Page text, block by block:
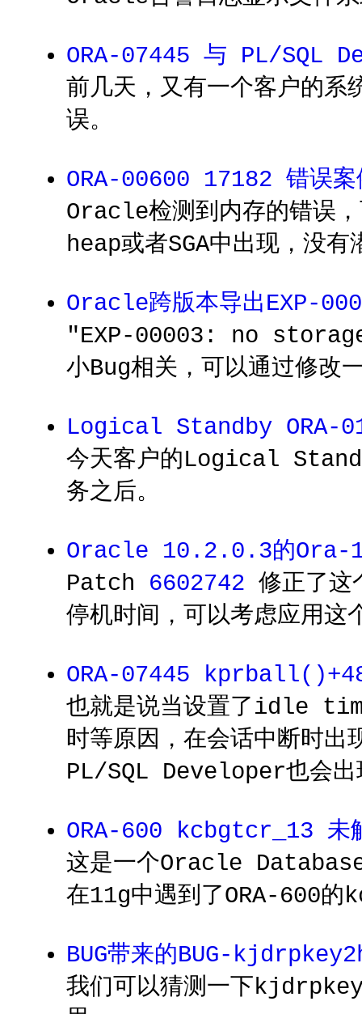
ORA-07445 与 PL/SQL
前几天，又有一个客户的
误。
ORA-00600 17182 错误案
Oracle检测到内存的错误
heap或者SGA中出现，没有
Oracle跨版本导出EXP-
"EXP-00003: no
小Bug相关，可以通过修改
Logical Standby ORA-
今天客户的Logical
务之后。
Oracle 10.2.0.3的Ora-
Patch 6602742 修正了这
停机时间，可以考虑应用
ORA-07445
也就是说当设置了idle
时等原因，在会话中断时
PL/SQL Developer也会出
ORA-600 kcbgtcr_13 未
这是一个Oracle
在11g中遇到了ORA-600的
BUG带来的BUG-
我们可以猜测一下